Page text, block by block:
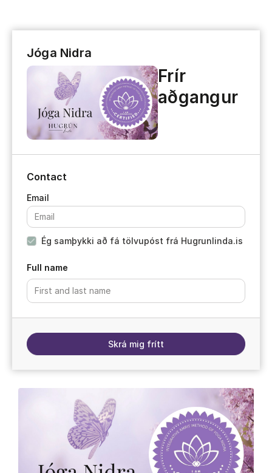
Jóga Nidra
Frír
aðgangur
Contact
Ég samþykki að fá tölvupóst frá Hugrunlinda.is
Full name
Skrá mig frítt